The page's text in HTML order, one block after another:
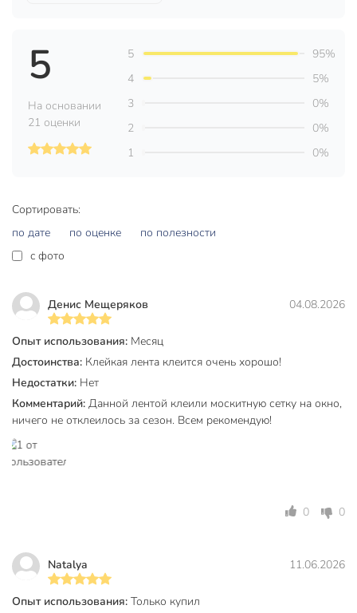
Толщина ленты, мм
Бренд
Страна производства
Материал основы
Цвет
Назначение
Артикул производителя
Вес в упаковке
15 г
Габариты упаковки
Сортировать:
по дате
по оценке
по полезности
c фото
Денис Мещеряков 04.08.2026
Опыт использования: Месяц
Достоинства: Клейкая лента клеится очень хорошо!
Недостатки: Нет
Комментарий: Данной лентой клеили москитную сетку на окно,
ничего не отклеилось за сезон. Всем рекомендую!
0 0
Natalya 11.06.2026
Опыт использования: Только купил
5
На основании
21 оценки
5
95%
4
5%
3
0%
2
0%
1
0%